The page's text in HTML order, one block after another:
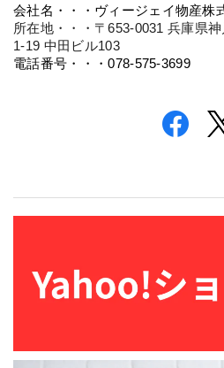
所在地・・・〒653-0031 兵庫県
1-19 中田ビル103
電話番号・・・078-575-3699